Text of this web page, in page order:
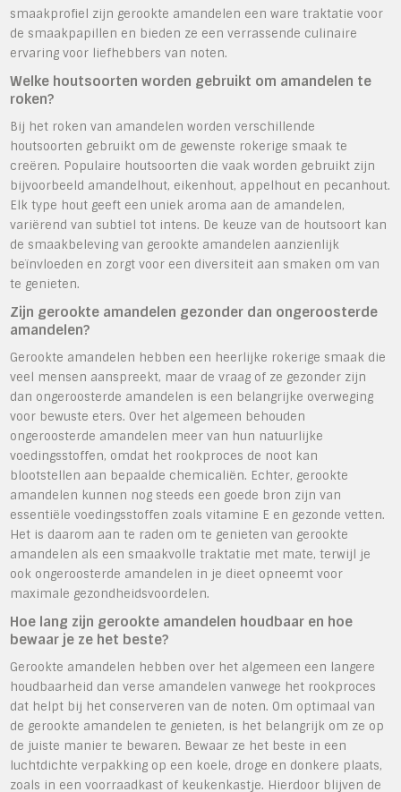
smaakprofiel zijn gerookte amandelen een ware traktatie voor
de smaakpapillen en bieden ze een verrassende culinaire
ervaring voor liefhebbers van noten.
Welke houtsoorten worden gebruikt om amandelen te
roken?
Bij het roken van amandelen worden verschillende
houtsoorten gebruikt om de gewenste rokerige smaak te
creëren. Populaire houtsoorten die vaak worden gebruikt zijn
bijvoorbeeld amandelhout, eikenhout, appelhout en pecanhout.
Elk type hout geeft een uniek aroma aan de amandelen,
variërend van subtiel tot intens. De keuze van de houtsoort kan
de smaakbeleving van gerookte amandelen aanzienlijk
beïnvloeden en zorgt voor een diversiteit aan smaken om van
te genieten.
Zijn gerookte amandelen gezonder dan ongeroosterde
amandelen?
Gerookte amandelen hebben een heerlijke rokerige smaak die
veel mensen aanspreekt, maar de vraag of ze gezonder zijn
dan ongeroosterde amandelen is een belangrijke overweging
voor bewuste eters. Over het algemeen behouden
ongeroosterde amandelen meer van hun natuurlijke
voedingsstoffen, omdat het rookproces de noot kan
blootstellen aan bepaalde chemicaliën. Echter, gerookte
amandelen kunnen nog steeds een goede bron zijn van
essentiële voedingsstoffen zoals vitamine E en gezonde vetten.
Het is daarom aan te raden om te genieten van gerookte
amandelen als een smaakvolle traktatie met mate, terwijl je
ook ongeroosterde amandelen in je dieet opneemt voor
maximale gezondheidsvoordelen.
Hoe lang zijn gerookte amandelen houdbaar en hoe
bewaar je ze het beste?
Gerookte amandelen hebben over het algemeen een langere
houdbaarheid dan verse amandelen vanwege het rookproces
dat helpt bij het conserveren van de noten. Om optimaal van
de gerookte amandelen te genieten, is het belangrijk om ze op
de juiste manier te bewaren. Bewaar ze het beste in een
luchtdichte verpakking op een koele, droge en donkere plaats,
zoals in een voorraadkast of keukenkastje. Hierdoor blijven de